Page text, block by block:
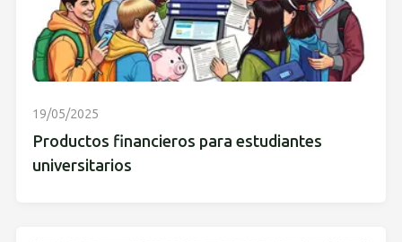
19/05/2025
Productos financieros para estudiantes
universitarios